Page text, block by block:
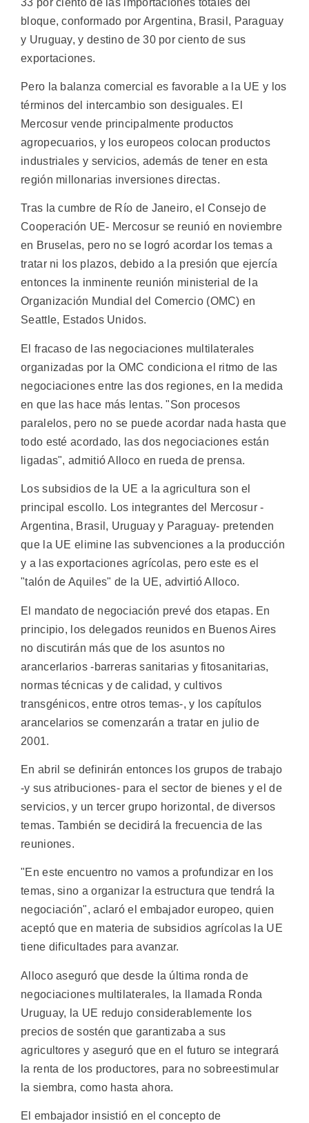
bloque, conformado por Argentina, Brasil, Paraguay
y Uruguay, y destino de 30 por ciento de sus
exportaciones.
Pero la balanza comercial es favorable a la UE y los
términos del intercambio son desiguales. El
Mercosur vende principalmente productos
agropecuarios, y los europeos colocan productos
industriales y servicios, además de tener en esta
región millonarias inversiones directas.
Tras la cumbre de Río de Janeiro, el Consejo de
Cooperación UE- Mercosur se reunió en noviembre
en Bruselas, pero no se logró acordar los temas a
tratar ni los plazos, debido a la presión que ejercía
entonces la inminente reunión ministerial de la
Organización Mundial del Comercio (OMC) en
Seattle, Estados Unidos.
El fracaso de las negociaciones multilaterales
organizadas por la OMC condiciona el ritmo de las
negociaciones entre las dos regiones, en la medida
en que las hace más lentas. "Son procesos
paralelos, pero no se puede acordar nada hasta que
todo esté acordado, las dos negociaciones están
ligadas", admitió Alloco en rueda de prensa.
Los subsidios de la UE a la agricultura son el
principal escollo. Los integrantes del Mercosur -
Argentina, Brasil, Uruguay y Paraguay- pretenden
que la UE elimine las subvenciones a la producción
y a las exportaciones agrícolas, pero este es el
"talón de Aquiles" de la UE, advirtió Alloco.
El mandato de negociación prevé dos etapas. En
principio, los delegados reunidos en Buenos Aires
no discutirán más que de los asuntos no
arancerlarios -barreras sanitarias y fitosanitarias,
normas técnicas y de calidad, y cultivos
transgénicos, entre otros temas-, y los capítulos
arancelarios se comenzarán a tratar en julio de
2001.
En abril se definirán entonces los grupos de trabajo
-y sus atribuciones- para el sector de bienes y el de
servicios, y un tercer grupo horizontal, de diversos
temas. También se decidirá la frecuencia de las
reuniones.
"En este encuentro no vamos a profundizar en los
temas, sino a organizar la estructura que tendrá la
negociación", aclaró el embajador europeo, quien
aceptó que en materia de subsidios agrícolas la UE
tiene dificultades para avanzar.
Alloco aseguró que desde la última ronda de
negociaciones multilaterales, la llamada Ronda
Uruguay, la UE redujo considerablemente los
precios de sostén que garantizaba a sus
agricultores y aseguró que en el futuro se integrará
la renta de los productores, para no sobreestimular
la siembra, como hasta ahora.
El embajador insistió en el concepto de